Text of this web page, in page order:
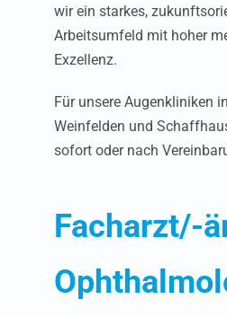
wir ein starkes,
Arbeitsumfeld mit hoher
Exzellenz.
Für unsere Augenkliniken
Weinfelden und
sofort oder nach
Facharzt/-